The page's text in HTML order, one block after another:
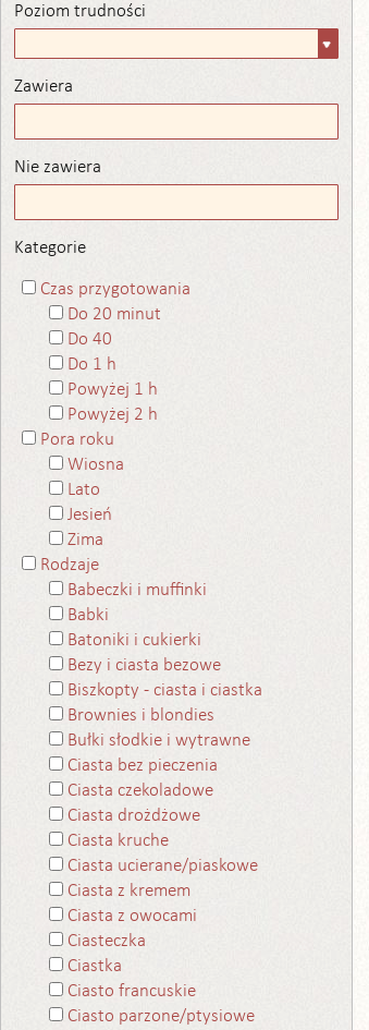
Poziom trudności
trudności
Zawiera
Nie zawiera
Kategorie
Czas przygotowania
Do 20 minut
Do 40
Do 1 h
Powyżej 1 h
Powyżej 2 h
Pora roku
Wiosna
Lato
Jesień
Zima
Rodzaje
Babeczki i muffinki
Babki
Batoniki i cukierki
Bezy i ciasta bezowe
Biszkopty - ciasta i ciastka
Brownies i blondies
Bułki słodkie i wytrawne
Ciasta bez pieczenia
Ciasta czekoladowe
Ciasta drożdżowe
Ciasta kruche
Ciasta ucierane/piaskowe
Ciasta z kremem
Ciasta z owocami
Ciasteczka
Ciastka
Ciasto francuskie
Ciasto parzone/ptysiowe